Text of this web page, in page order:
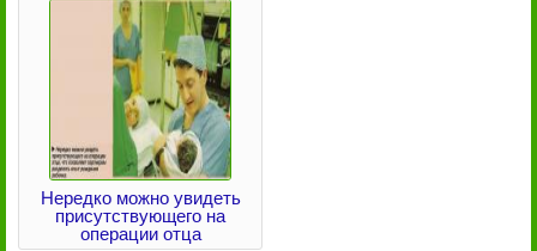
Нередко можно увидеть
присутствующего на
операции отца